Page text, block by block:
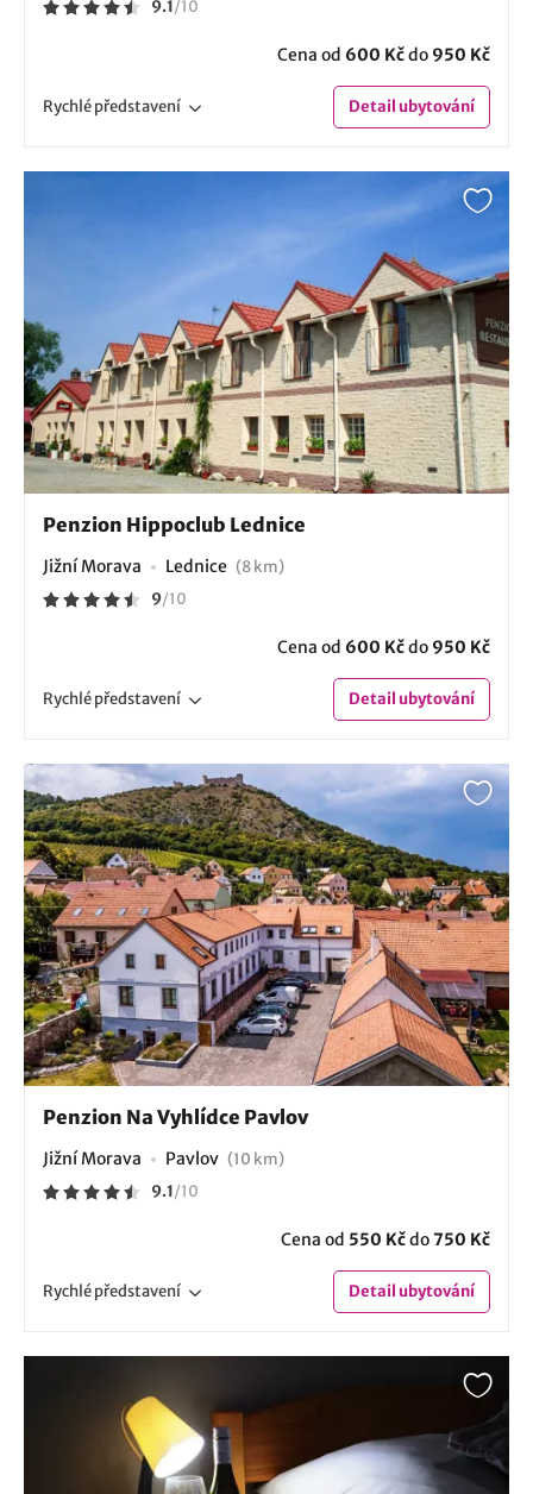
9.1/10
Cena od 600 Kčdo 950 Kč
Rychlépředstavení Detailubytování
Penzion Hippoclub Lednice
Jižní Morava Lednice (8 km)
9/10
Cena od 600 Kčdo 950 Kč
Rychlépředstavení Detailubytování
Penzion Na Vyhlídce Pavlov
Jižní Morava Pavlov (10 km)
9.1/10
Cena od 550 Kčdo750 Kč
Rychlépředstavení Detailubytování